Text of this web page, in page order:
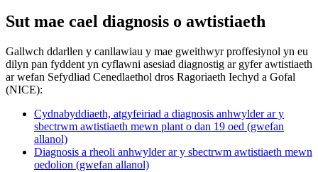
Sut mae cael diagnosis o awtistiaeth
Gallwch ddarllen y canllawiau y mae gweithwyr proffesiynol yn eu
dilyn pan fyddent yn cyflawni asesiad diagnostig ar gyfer awtistiaeth
ar wefan Sefydliad Cenedlaethol dros Ragoriaeth Iechyd a Gofal
(NICE):
Cydnabyddiaeth, atgyfeiriad a diagnosis anhwylder ar y
sbectrwm awtistiaeth mewn plant o dan 19 oed (gwefan
allanol)
Diagnosis a rheoli anhwylder ar y sbectrwm awtistiaeth mewn
oedolion (gwefan allanol)